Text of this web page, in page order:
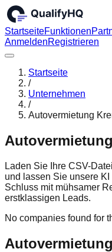
StartseiteFunktionen
AnmeldenRegistrieren
Startseite
/
Unternehmen
/
Autovermietung
Laden Sie Ihre CSV-
und lassen Sie unsere
Schluss mit mühsamer
erstklassigen Leads.
No companies found for